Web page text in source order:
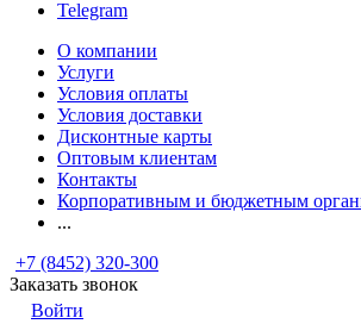
Telegram
О компании
Услуги
Условия оплаты
Условия доставки
Дисконтные карты
Оптовым клиентам
Контакты
Корпоративным и бюджетным
...
+7 (8452) 320-300
Заказать звонок
Войти